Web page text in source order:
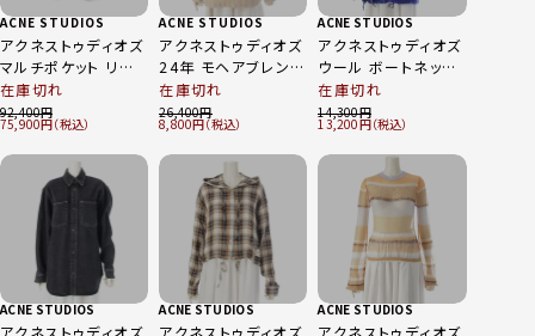
ACNE STUDIOS
アクネストゥディオズ
マルチポケット リボ
ンデザイン ハートチ
ャーム ショルダーバ
ッグ シルバー金具 ブ
ラック
在庫切れ
92,400
75,900
ACNE STUDIOS
アクネストゥディオズ
24年 モヘアブレンド
セーター プルオーバ
ー ニット トップス
FN-WN-
KNIT000693 オフホ
ワイト S
在庫切れ
26,400
8,800
ACNE STUDIOS
アクネストゥディオズ
ウール ボートネック
ニット セーター ブル
ー XS
在庫切れ
14,300
13,200
ACNE STUDIOS
アクネストゥディオズ
ACNE STUDIOS
アクネストゥディオズ
ACNE STUDIOS
アクネストゥディオズ